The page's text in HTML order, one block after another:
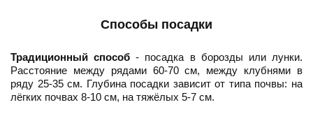
Способы посадки
Традиционный способ - посадка в борозды или лунки.
Расстояние между рядами 60-70 см, между клубнями в
ряду 25-35 см. Глубина посадки зависит от типа почвы: на
лёгких почвах 8-10 см, на тяжёлых 5-7 см.